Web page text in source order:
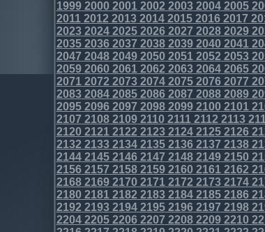
1999200020012002 200320042005
20112012 20132014201520162017
20232024202520262027 20282029
203520362037 2038203920402041
2047 20482049205020512052 2053
2059206020612062 206320642065
20712072 20732074207520762077
20832084208520862087 20882089
209520962097 2098209921002101
2107 21082109211021112112 2113
212021212122 2123212421252126
2132 21332134213521362137 2138
2144214521462147 214821492150
21562157 21582159216021612162
21682169217021712172 21732174
218021812182 2183218421852186
2192 21932194219521962197 2198
2204220522062207 220822092210